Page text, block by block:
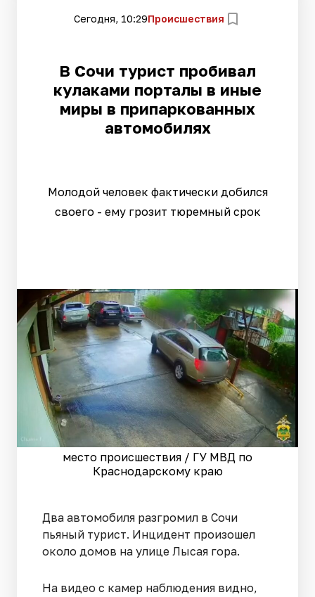
Сегодня, 10:29Происшествия
В Сочи турист пробивал
кулаками порталы в иные
миры в припаркованных
автомобилях
Молодой человек фактически добился
своего - ему грозит тюремный срок
место происшествия / ГУ МВД по
Краснодарскому краю
Два автомобиля разгромил в Сочи
пьяный турист. Инцидент произошел
около домов на улице Лысая гора.
На видео с камер наблюдения видно,